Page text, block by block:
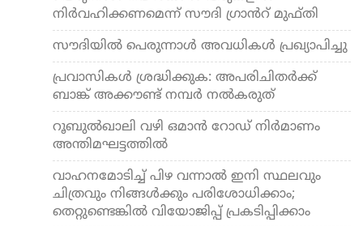
നിർവഹിക്കണമെന്ന് സൗദി ഗ്രാൻറ്​ മുഫ്​തി
സൗദിയിൽ പെരുന്നാൾ അവധികള്‍ പ്രഖ്യാപിച്ചു
പ്രവാസികൾ ശ്രദ്ധിക്കുക: അപരിചിതർക്ക്
ബാങ്ക് അക്കൗണ്ട് നമ്പർ നൽകരുത്
റൂബുല്‍ഖാലി വഴി ഒമാന്‍ റോഡ് നിര്‍മാണം
അന്തിമഘട്ടത്തില്‍
വാഹനമോടിച്ച് പിഴ വന്നാല്‍ ഇനി സ്ഥലവും
ചിത്രവും നിങ്ങള്‍ക്കും പരിശോധിക്കാം;
തെറ്റുണ്ടെങ്കില്‍ വിയോജിപ്പ് പ്രകടിപ്പിക്കാം